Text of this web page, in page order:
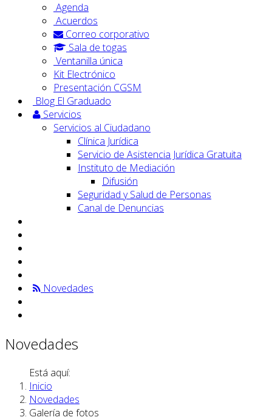
Agenda
Acuerdos
Correo corporativo
Sala de togas
Ventanilla única
Kit Electrónico
Presentación CGSM
Blog El Graduado
Servicios
Servicios al Ciudadano
Clínica Jurídica
Servicio de Asistencia Jurídica Gratuita
Instituto de Mediación
Difusión
Seguridad y Salud de Personas
Canal de Denuncias
Novedades
Novedades
Está aquí:
Inicio
Novedades
Galería de fotos